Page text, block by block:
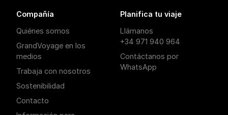
Compañía
Quiénes somos
GrandVoyage en los
medios
Trabaja con nosotros
Sostenibilidad
Contacto
Planifica tu viaje
Llámanos
+34 971 940 964
Contáctanos por
WhatsApp